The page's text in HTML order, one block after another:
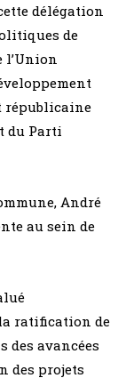
délégation
de
l’Union
républicaine
du Parti
André
au sein de
la ratification de
des avancées
des projets